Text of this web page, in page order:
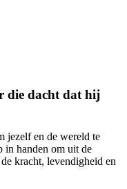
die dacht dat hij
jezelf en de wereld te
in handen om uit de
kracht, levendigheid en